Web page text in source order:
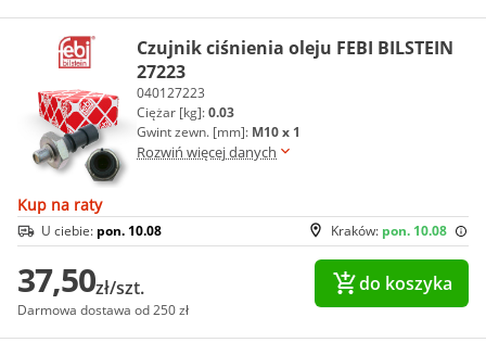
Czujnik ciśnienia oleju FEBI BILSTEIN
27223
040127223
Ciężar [kg]:0.03
Gwint zewn. [mm]: M10 x 1
Rozwiń więcej danych
Kup na raty
Kraków: pon. 10.08
U ciebie: pon. 10.08
37,50zł/szt.
Darmowa dostawa od 250 zł
do koszyka